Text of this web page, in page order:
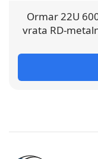
Ormar 22U
vrata RD-